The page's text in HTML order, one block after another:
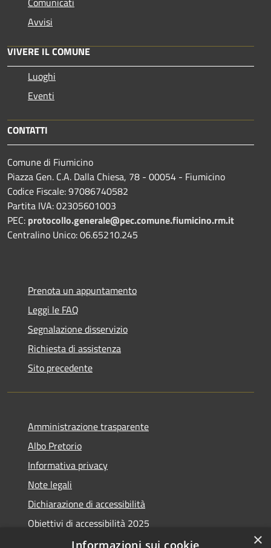
Avvisi
VIVERE IL COMUNE
Luoghi
Eventi
CONTATTI
Comune di Fiumicino
Piazza Gen. C.A. Dalla Chiesa, 78 - 00054 - Fiumicino
Codice Fiscale: 97086740582
Partita IVA: 02305601003
PEC: protocollo.generale@pec.comune.fiumicino.rm.it
Centralino Unico: 06.65210.245
Prenota un appuntamento
Leggi le FAQ
Segnalazione disservizio
Richiesta di assistenza
Sito precedente
Amministrazione trasparente
Albo Pretorio
Informativa privacy
Note legali
Dichiarazione di accessibilità
Obiettivi di accessibilità 2025
Meccanismo di feedback
×
Informazioni sui cookie